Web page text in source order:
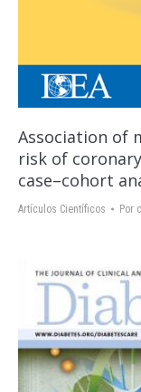
Association of
risk of
case–cohort
Artículos Científicos Por